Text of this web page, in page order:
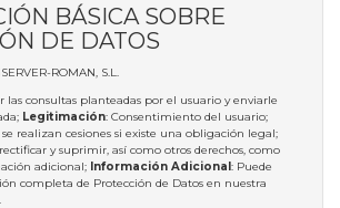
BÁSICA SOBRE
DE DATOS
ROMAN, S.L.
las consultas planteadas por el usuario y enviarle
Legitimación: Consentimiento del usuario;
se realizan cesiones si existe una obligación legal;
y suprimir, así como otros derechos, como
adicional; Información Adicional: Puede
completa de Protección de Datos en nuestra
.